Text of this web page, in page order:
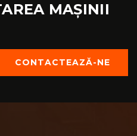
MAȘINII
CONTACTEAZĂ-NE